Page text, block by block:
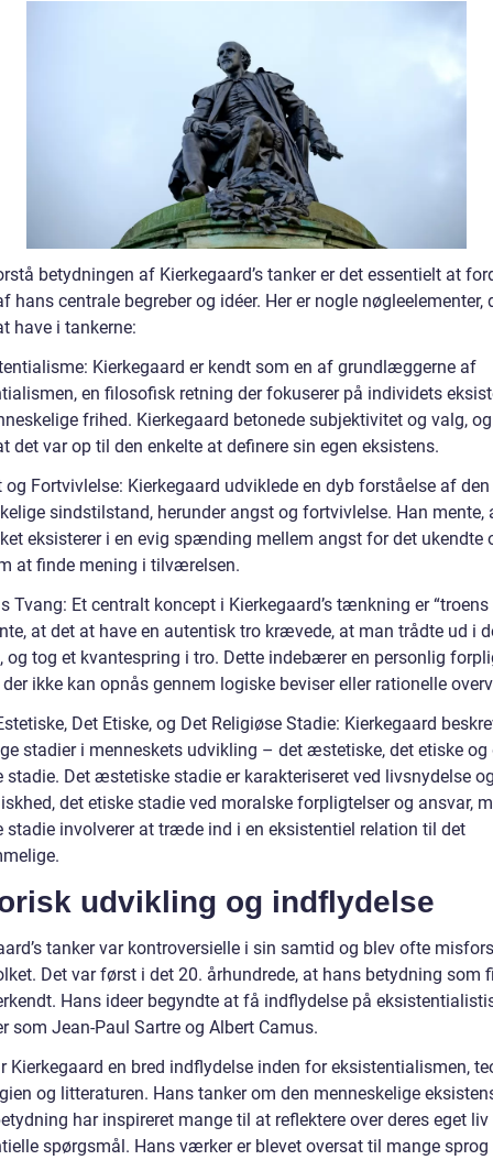
betydningen af Kierkegaard’s tanker er det essentielt at
hans centrale begreber og idéer. Her er nogle nøgleelementer,
have i tankerne:
Kierkegaard er kendt som en af grundlæggerne af
en filosofisk retning der fokuserer på individets
frihed. Kierkegaard betonede subjektivitet og valg,
det var op til den enkelte at definere sin egen eksistens.
og Fortvivlelse: Kierkegaard udviklede en dyb forståelse af den
sindstilstand, herunder angst og fortvivlelse. Han mente,
eksisterer i en evig spænding mellem angst for det ukendte
at finde mening i tilværelsen.
Tvang: Et centralt koncept i Kierkegaard’s tænkning er “troens
at det at have en autentisk tro krævede, at man trådte ud i
og tog et kvantespring i tro. Dette indebærer en personlig
ikke kan opnås gennem logiske beviser eller rationelle
Det Etiske, og Det Religiøse Stadie: Kierkegaard
stadier i menneskets udvikling – det æstetiske, det etiske og
stadie. Det æstetiske stadie er karakteriseret ved livsnydelse
det etiske stadie ved moralske forpligtelser og ansvar,
stadie involverer at træde ind i en eksistentiel relation til det
udvikling og indflydelse
tanker var kontroversielle i sin samtid og blev ofte
Det var først i det 20. århundrede, at hans betydning som
Hans ideer begyndte at få indflydelse på
som Jean-Paul Sartre og Albert Camus.
Kierkegaard en bred indflydelse inden for eksistentialismen,
og litteraturen. Hans tanker om den menneskelige
har inspireret mange til at reflektere over deres eget liv
spørgsmål. Hans værker er blevet oversat til mange sprog